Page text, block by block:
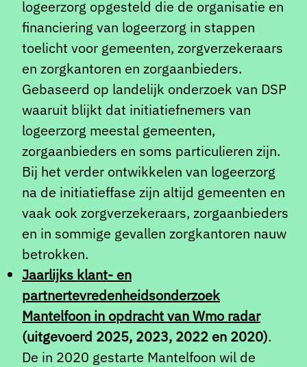
logeerzorg opgesteld die de organisatie en
financiering van logeerzorg in stappen
toelicht voor gemeenten, zorgverzekeraars
en zorgkantoren en zorgaanbieders.
Gebaseerd op landelijk onderzoek van DSP
waaruit blijkt dat initiatiefnemers van
logeerzorg meestal gemeenten,
zorgaanbieders en soms particulieren zijn.
Bij het verder ontwikkelen van logeerzorg
na de initiatieffase zijn altijd gemeenten en
vaak ook zorgverzekeraars, zorgaanbieders
en in sommige gevallen zorgkantoren nauw
betrokken.
Jaarlijks klant- en
partnertevredenheidsonderzoek
Mantelfoon in opdracht van Wmo radar
(uitgevoerd 2025, 2023, 2022 en 2020).
De in 2020 gestarte Mantelfoon wil de